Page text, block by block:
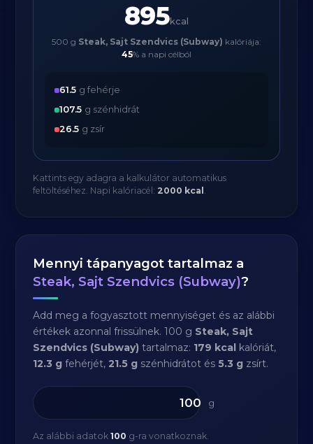
895kcal
500 g Steak, Sajt Szendvics (Subway) kalóriája:
45% a napi célból
61.5 g fehérje
107.5 g szénhidrát
26.5 g zsír
Kattints egy adagra a kalkulátor automatikus
feltöltéséhez. Napi kalóriacél:2000 kcal .
Mennyi tápanyagot tartalmaz a
Steak, Sajt Szendvics (Subway)?
Add meg a fogyasztott mennyiséget és az alábbi
értékek azonnal frissülnek. 100 g Steak, Sajt
Szendvics (Subway) tartalmaz: 179 kcal kalóriát,
12.3 g fehérjét,21.5 g szénhidrátot és5.3 g zsírt.
g
Az alábbi adatok100 g-ra vonatkoznak.